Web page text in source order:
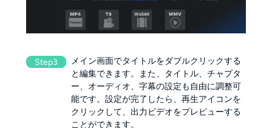
Step3
メイン画面でタイトルをダブルクリックする
と編集できます。また、タイトル、チャプタ
ー、オーディオ、字幕の設定も自由に調整可
能です。設定が完了したら、再生アイコンを
クリックして、出力ビデオをプレビューする
ことができます。